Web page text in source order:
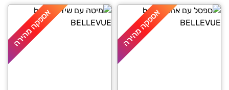
₪8,890.
₪6,900.
אספקה מהירה אספקה מהירה